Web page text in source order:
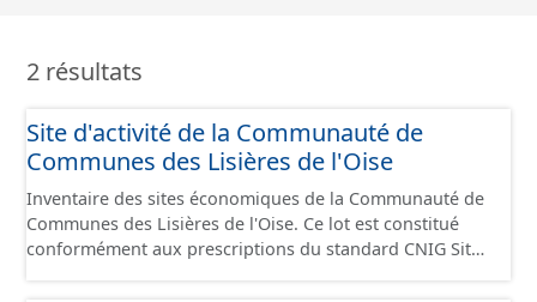
2 résultats
Site d'activité de la Communauté de
Communes des Lisières de l'Oise
Inventaire des sites économiques de la Communauté de
Communes des Lisières de l'Oise. Ce lot est constitué
conformément aux prescriptions du standard CNIG Sites